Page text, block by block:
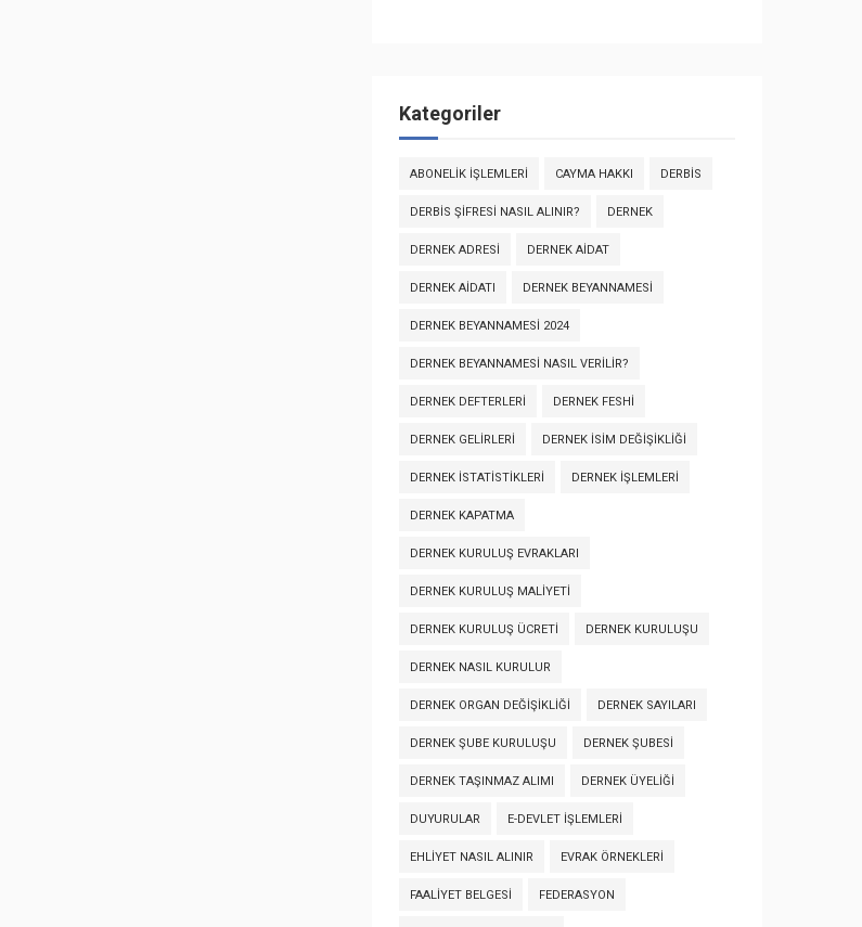
Kategoriler
ABONELIK İŞLEMLERI CAYMA HAKKI DERBİS
DERBİS ŞIFRESI NASIL ALINIR? DERNEK
DERNEK ADRESI DERNEK AIDAT
DERNEK AIDATI DERNEK BEYANNAMESI
DERNEK BEYANNAMESI 2024
DERNEK BEYANNAMESI NASIL VERILIR?
DERNEK DEFTERLERI DERNEK FESHI
DERNEK GELIRLERI DERNEK İSIM DEĞIŞIKLIĞI
DERNEK İSTATISTIKLERI DERNEK İŞLEMLERI
DERNEK KAPATMA
DERNEK KURULUŞ EVRAKLARI
DERNEK KURULUŞ MALIYETI
DERNEK KURULUŞ ÜCRETI DERNEK KURULUŞU
DERNEK NASIL KURULUR
DERNEK ORGAN DEĞIŞIKLIĞI DERNEK SAYILARI
DERNEK ŞUBE KURULUŞU DERNEK ŞUBESI
DERNEK TAŞINMAZ ALIMI DERNEK ÜYELIĞI
DUYURULAR E-DEVLET İŞLEMLERI
EHLIYET NASIL ALINIR EVRAK ÖRNEKLERI
FAALIYET BELGESI FEDERASYON